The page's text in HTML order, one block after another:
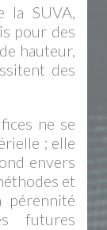
la SUVA,
pour des
hauteur,
des
ne se
; elle
envers
et
pérennité
futures